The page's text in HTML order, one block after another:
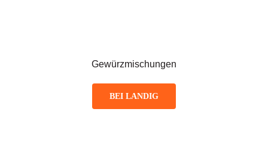
Gewürzmischungen
BEI LANDIG